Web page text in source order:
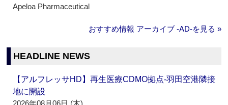
Apeloa Pharmaceutical
おすすめ情報 アーカイブ ‐AD‐を見る »
HEADLINE NEWS
【アルフレッサHD】再生医療CDMO拠点‐羽田空港隣接
地に開設